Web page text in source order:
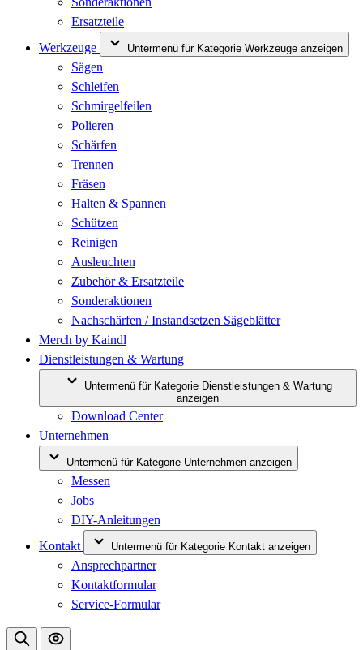
Ersatzteile
Werkzeuge
Untermenü für Kategorie Werkzeuge anzeigen
Sägen
Schleifen
Schmirgelfeilen
Polieren
Schärfen
Trennen
Fräsen
Halten & Spannen
Schützen
Reinigen
Ausleuchten
Zubehör & Ersatzteile
Sonderaktionen
Nachschärfen / Instandsetzen Sägeblätter
Merch by Kaindl
Dienstleistungen & Wartung
Untermenü für Kategorie Dienstleistungen & Wartung
anzeigen
Download Center
Unternehmen
Untermenü für Kategorie Unternehmen anzeigen
Messen
Jobs
DIY-Anleitungen
Kontakt
Untermenü für Kategorie Kontakt anzeigen
Ansprechpartner
Kontaktformular
Service-Formular